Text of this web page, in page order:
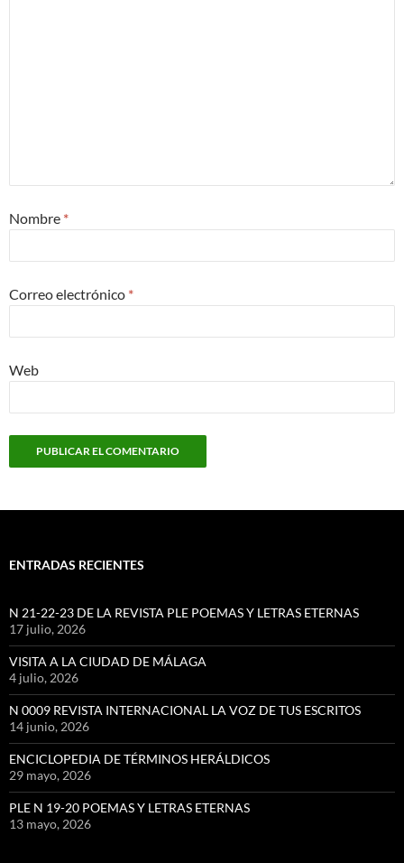
Nombre *
Correo electrónico *
Web
ENTRADAS RECIENTES
N 21-22-23 DE LA REVISTA PLE POEMAS Y LETRAS ETERNAS
17 julio, 2026
VISITA A LA CIUDAD DE MÁLAGA
4 julio, 2026
N 0009 REVISTA INTERNACIONAL LA VOZ DE TUS ESCRITOS
14 junio, 2026
ENCICLOPEDIA DE TÉRMINOS HERÁLDICOS
29 mayo, 2026
PLE N 19-20 POEMAS Y LETRAS ETERNAS
13 mayo, 2026